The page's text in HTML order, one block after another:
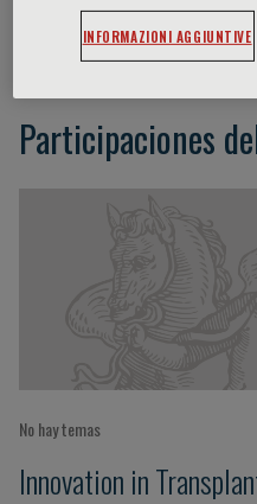
Valter Pagani
Participaciones
No hay temas
Innovation in
INFORMAZIONI AGGIUNTIVE